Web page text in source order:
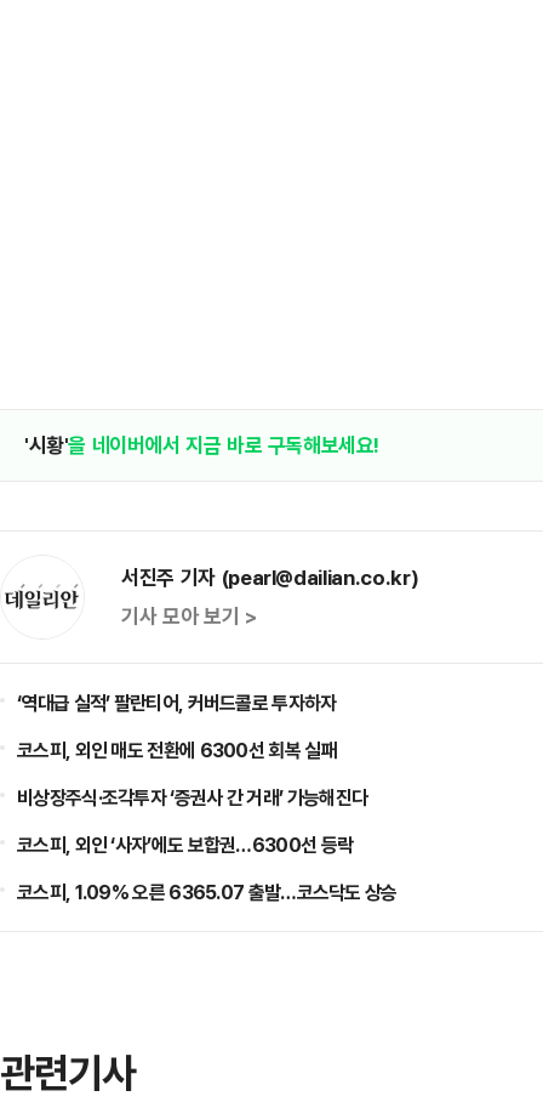
'시황'을 네이버에서 지금 바로 구독해보세요!
서진주 기자 (pearl@dailian.co.kr)
기사 모아 보기 >
‘역대급 실적’ 팔란티어, 커버드콜로 투자하자
코스피, 외인 매도 전환에 6300선 회복 실패
비상장주식·조각투자 ‘증권사 간 거래’ 가능해진다
코스피, 외인 ‘사자’에도 보합권…6300선 등락
코스피, 1.09% 오른 6365.07 출발…코스닥도 상승
관련기사